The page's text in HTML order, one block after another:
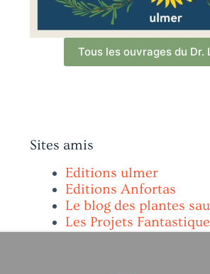
Tous les ouvrages du Dr.
Sites amis
Editions ulmer
Editions Anfortas
Le blog des plantes
Les Projets